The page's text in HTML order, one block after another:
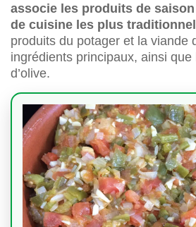
associe les produits de
de cuisine les plus
produits du potager et la viande
ingrédients principaux, ainsi que
d’olive.